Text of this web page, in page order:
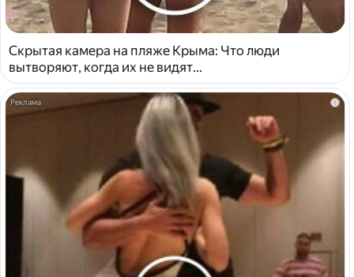
Скрытая камера на пляже Крыма: Что люди
вытворяют, когда их не видят...
i